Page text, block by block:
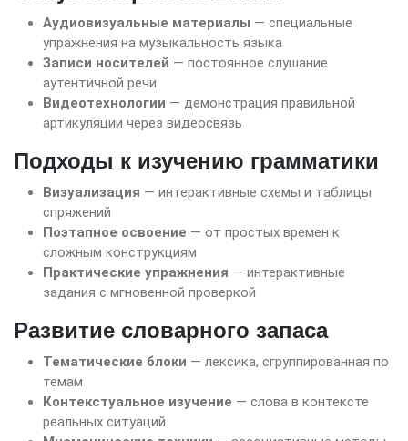
Аудиовизуальные материалы — специальные
упражнения на музыкальность языка
Записи носителей — постоянное слушание
аутентичной речи
Видеотехнологии — демонстрация правильной
артикуляции через видеосвязь
Подходы к изучению грамматики
Визуализация — интерактивные схемы и таблицы
спряжений
Поэтапное освоение — от простых времен к
сложным конструкциям
Практические упражнения — интерактивные
задания с мгновенной проверкой
Развитие словарного запаса
Тематические блоки — лексика, сгруппированная по
темам
Контекстуальное изучение — слова в контексте
реальных ситуаций